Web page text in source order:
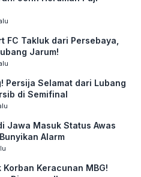
FC Takluk dari Persebaya,
Jarum!
Persija Selamat dari Lubang
di Semifinal
Jawa Masuk Status Awas
Alarm
Korban Keracunan MBG!